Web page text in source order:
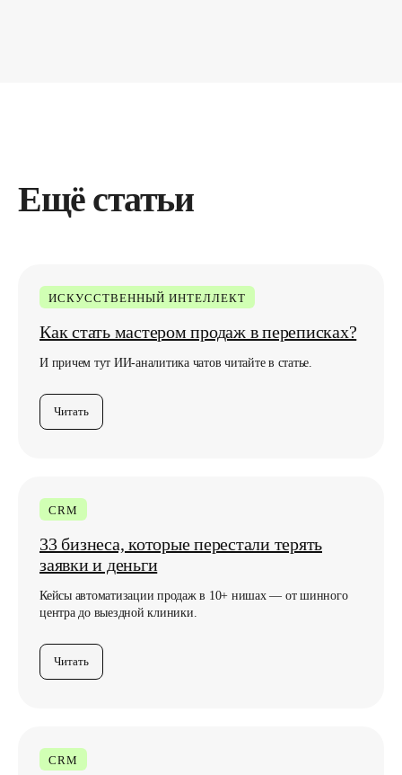
Ещё статьи
ИСКУССТВЕННЫЙ ИНТЕЛЛЕКТ
Как стать мастером продаж в переписках?
И причем тут ИИ-аналитика чатов читайте в статье.
Читать
CRM
33 бизнеса, которые перестали терять
заявки и деньги
Кейсы автоматизации продаж в 10+ нишах — от шинного
центра до выездной клиники.
Читать
CRM
подпишитесь по почте
Подписаться
Нажимая кнопку, вы соглашаетесь с
конфиденциальности